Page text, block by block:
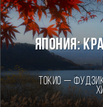
Япония:
Токио —